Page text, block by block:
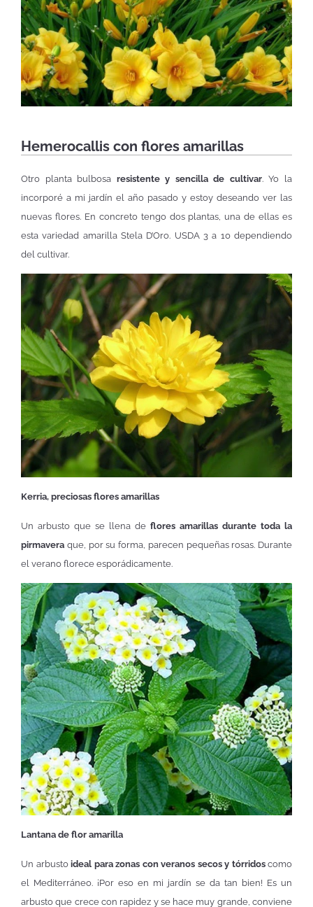
Hemerocallis con flores amarillas
Otro planta bulbosa resistente y sencilla de cultivar. Yo la
incorporé a mi jardín el año pasado y estoy deseando ver las
nuevas flores. En concreto tengo dos plantas, una de ellas es
esta variedad amarilla Stela D’Oro. USDA 3 a 10 dependiendo
del cultivar.
Kerria, preciosas flores amarillas
Un arbusto que se llena de flores amarillas durante toda la
pirmavera que, por su forma, parecen pequeñas rosas. Durante
el verano florece esporádicamente.
Lantana de flor amarilla
Un arbusto ideal para zonas con veranos secos y tórridoscomo
el Mediterráneo. ¡Por eso en mi jardín se da tan bien! Es un
arbusto que crece con rapidez y se hace muy grande, conviene